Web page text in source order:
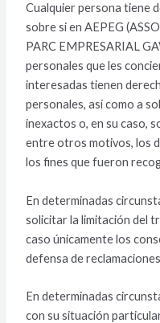
Cualquier persona tiene
sobre si en AEPEG
PARC EMPRESARIAL
personales que les
interesadas tienen
personales, así como a
inexactos o, en su caso,
entre otros motivos, los
los fines que fueron
En determinadas
solicitar la limitación del
caso únicamente los
defensa de
En determinadas
con su situación